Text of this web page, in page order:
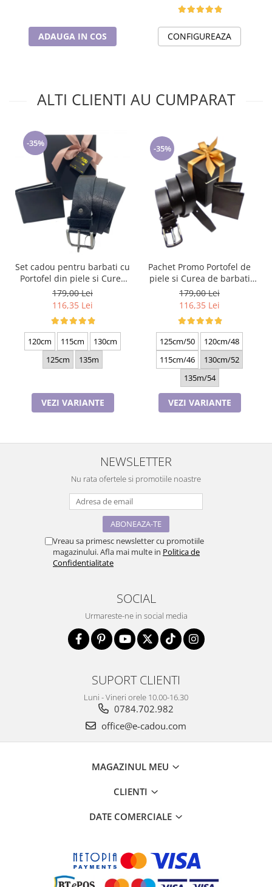
ADAUGA IN COS CONFIGUREAZA
ALTI CLIENTI AU CUMPARAT
-35%
Set cadou pentru barbati cu
Portofel din piele si Curea
de barbati, negru 2210-4
179,00 Lei
116,35 Lei
120cm 115cm
130cm
125cm
135m
VEZI VARIANTE
-35%
Pachet Promo Portofel de
piele si Curea de barbati
neagra C130N-1881.4
179,00 Lei
116,35 Lei
125cm/50
120cm/48
115cm/46
130cm/52
135m/54
VEZI VARIANTE
NEWSLETTER
Nu rata ofertele si promotiile noastre
Vreau sa primesc newsletter cu promotiile
magazinului. Afla mai multe in Politica de
Confidentialitate
SOCIAL
Urmareste-ne in social media
SUPORT CLIENTI
Luni - Vineri orele 10.00-16.30
0784.702.982
office@e-cadou.com
MAGAZINUL MEU
CLIENTI
DATE COMERCIALE